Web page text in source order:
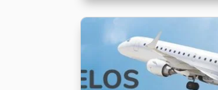
informe. También destacó...